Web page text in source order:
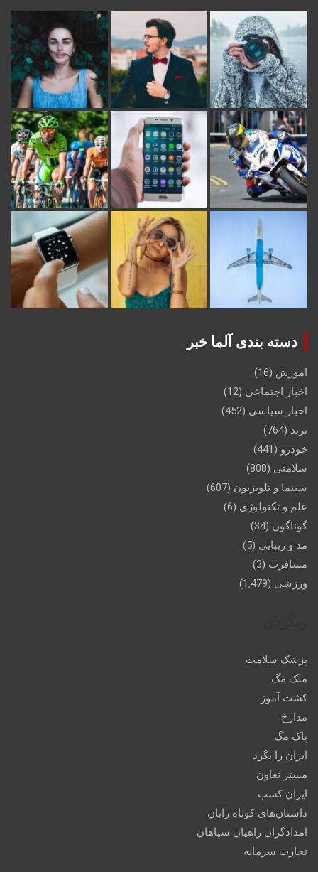
دسته بندی آلما خبر
آموزش (16)
اخبار اجتماعی (12)
اخبار سیاسی (452)
ترند (764)
خودرو (441)
سلامتی (808)
سینما و تلویزیون (607)
علم و تکنولوژی (6)
گوناگون (34)
مد و زیبایی (5)
مسافرت (3)
ورزشی (1,479)
پزشک سلامت
ملک مگ
کشت آموز
مدارخ
پاک مگ
ایران را بگرد
مستر تعاون
ایران کسب
داستان‌های کوتاه رایان
امدادگران راهیان سپاهان
تجارت سرمایه